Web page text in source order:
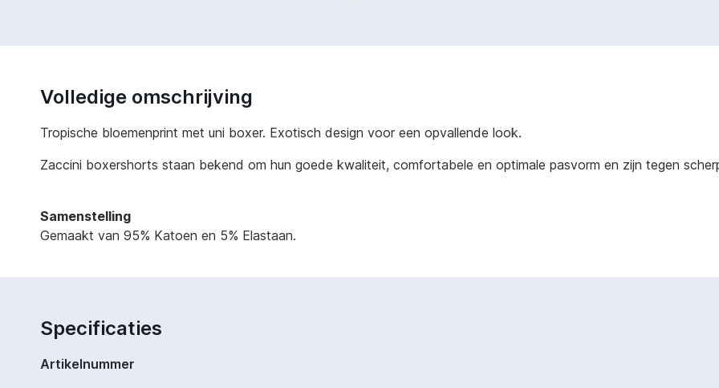
Volledige omschrijving
Tropische bloemenprint met uni boxer. Exotisch design voor een opvallende look.
Zaccini boxershorts staan bekend om hun goede kwaliteit, comfortabele en optimale pasvorm en zijn tegen
Samenstelling
Gemaakt van 95% Katoen en 5% Elastaan.
Specificaties
Artikelnummer